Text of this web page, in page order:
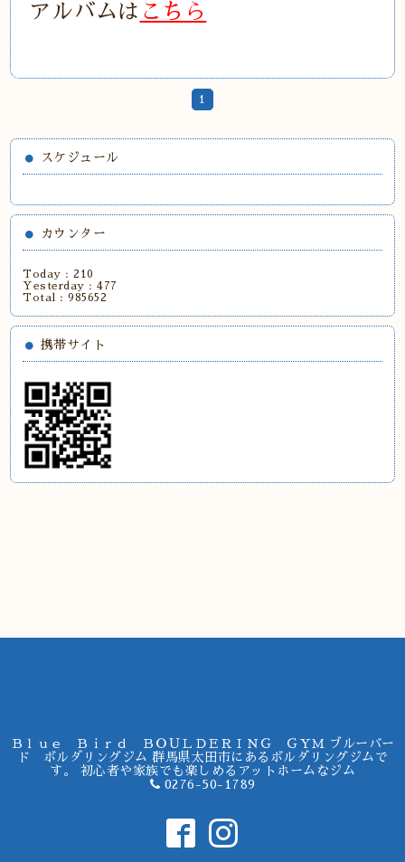
アルバムは こちら
1
スケジュール
カウンター
Today :210
Yesterday :477
Total :985652
携帯サイト
Ｂｌｕｅ Ｂｉｒｄ ＢＯＵＬＤＥＲＩＮＧ ＧＹＭ ブルーバー
ド ボルダリングジム 群馬県太田市にあるボルダリングジムで
す。 初心者や家族でも楽しめるアットホームなジム
0276-50-1789